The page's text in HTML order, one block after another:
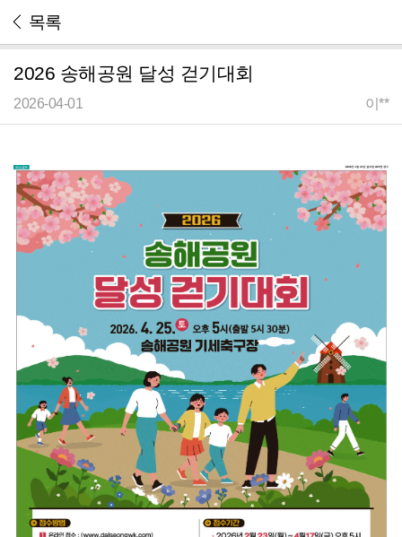
목록
2026 송해공원 달성 걷기대회
2026-04-01 이**